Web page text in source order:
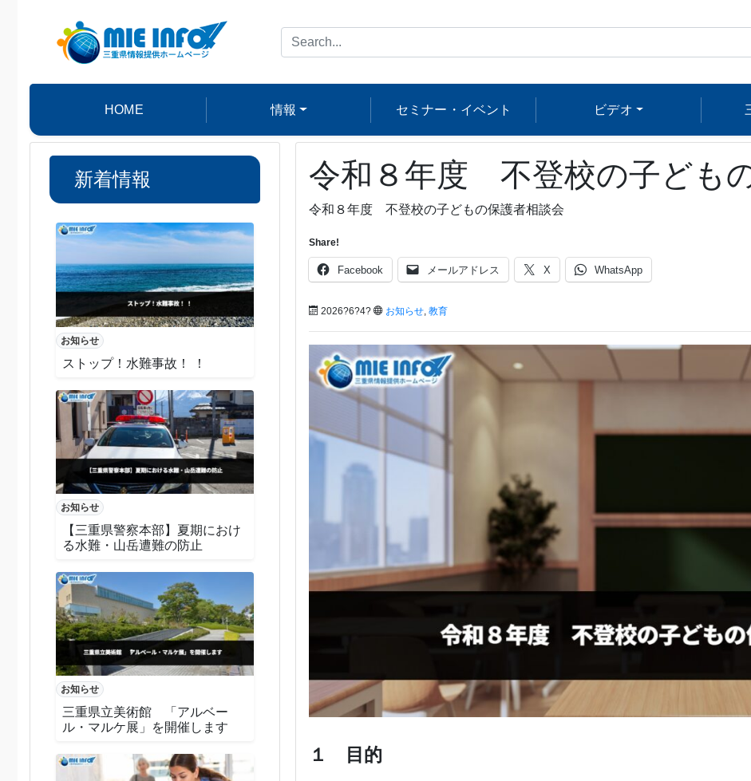
HOME 情報 セミナー・イベント ビデオ
新着情報
お知らせ
ストップ！水難事故！ ！
お知らせ
【三重県警察本部】夏期におけ
る水難・山岳遭難の防止
お知らせ
三重県立美術館 「アルベー
ル・マルケ展」を開催します
令和８年度 不登校の子ども
令和８年度 不登校の子どもの保護者相談会
Share!
Facebook メールアドレス X WhatsApp
2026?6?4? お知らせ, 教育
１ 目的